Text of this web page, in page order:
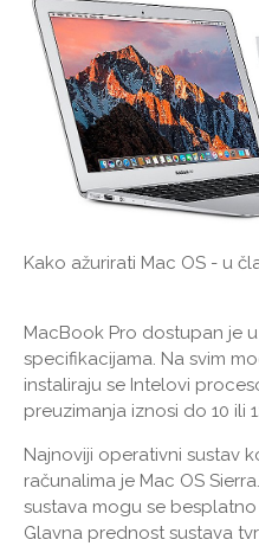
Kako ažurirati Mac OS - u
MacBook Pro dostupan je u
specifikacijama. Na svim
instaliraju se Intelovi
preuzimanja iznosi do 10 ili
Najnoviji operativni sustav
računalima je Mac OS
sustava mogu se
Glavna prednost sustava